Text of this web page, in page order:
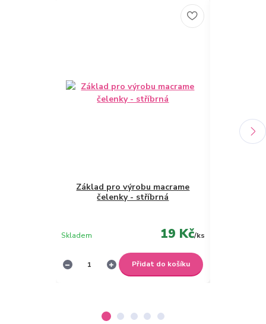
Základ pro výrobu macrame
čelenky - stříbrná
19 Kč/ks
Skladem
Přidat do košíku